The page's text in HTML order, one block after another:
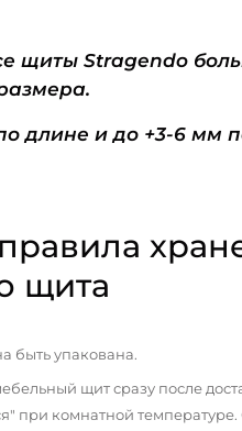
щиты Stragendo
длине и до +3-6 мм
щита
быть упакована.
щит сразу после
при комнатной